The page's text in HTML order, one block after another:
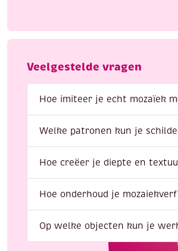
Veelgestelde vragen
Hoe imiteer je echt mozaïek
Welke patronen kun je
Hoe creëer je diepte en
Hoe onderhoud je
Op welke objecten kun je